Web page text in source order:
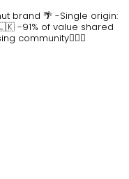
brand 🌴 -Single origin:
🇱🇰 -91% of value shared
community👷🏽‍♀️